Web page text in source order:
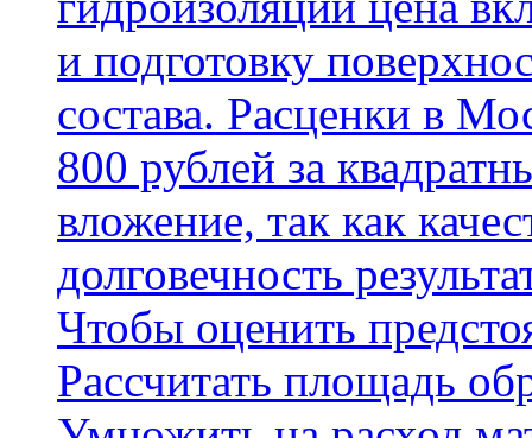
и подготовку
состава. Расценки в
800 рублей за
вложение, так как
долговечность
Чтобы оценить
Рассчитать площадь